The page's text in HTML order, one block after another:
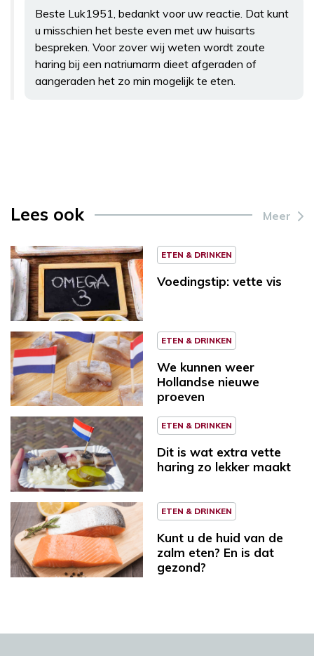
Beste Luk1951, bedankt voor uw reactie. Dat kunt
u misschien het beste even met uw huisarts
bespreken. Voor zover wij weten wordt zoute
haring bij een natriumarm dieet afgeraden of
aangeraden het zo min mogelijk te eten.
Lees ook Meer
ETEN & DRINKEN
Voedingstip: vette vis
ETEN & DRINKEN
We kunnen weer
Hollandse nieuwe
proeven
ETEN & DRINKEN
Dit is wat extra vette
haring zo lekker maakt
ETEN & DRINKEN
Kunt u de huid van de
zalm eten? En is dat
gezond?